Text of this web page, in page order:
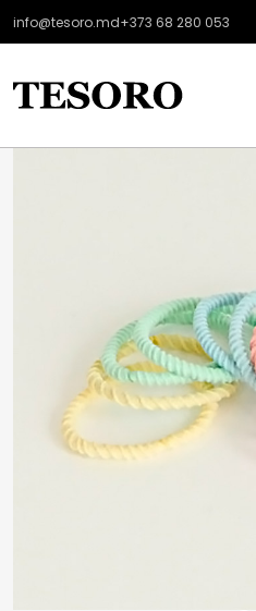
info@tesoro.md+373 68 280 053